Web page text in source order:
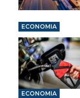
ECONOMIA
ECONOMIA